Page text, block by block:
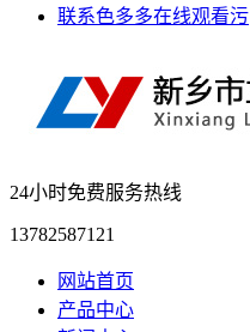
联系色多多在线观看污
24小时免费服务热线
13782587121
网站首页
产品中心